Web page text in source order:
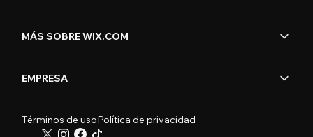
MÁS SOBRE WIX.COM
EMPRESA
Términos de usoPolítica de privacidad